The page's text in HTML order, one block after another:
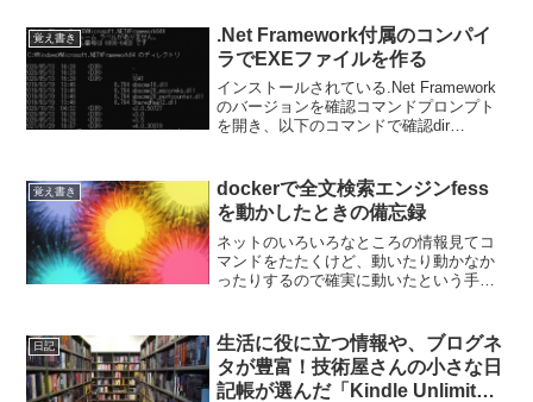
覚え書き
.Net Framework付属のコンパイ
ラでEXEファイルを作る
インストールされている.Net Framework
のバージョンを確認コマンドプロンプト
を開き、以下のコマンドで確認dir
覚え書き
dockerで全文検索エンジンfess
を動かしたときの備忘録
ネットのいろいろなところの情報見てコ
マンドをたたくけど、動いたり動かなか
ったりするので確実に動いたという手順
docker-fess/compose...
日記
生活に役に立つ情報や、ブログネ
タが豊富！技術屋さんの小さな日
記帳が選んだ「Kindle Unlimit」